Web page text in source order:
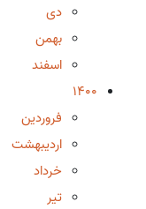
دی
بهمن
اسفند
1400
فروردین
اردیبهشت
خرداد
تیر